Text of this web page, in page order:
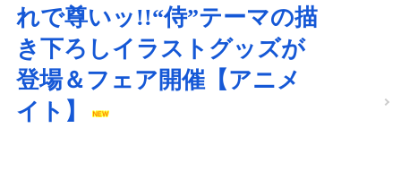
れで尊いッ!!“侍”テーマの描
き下ろしイラストグッズが
登場＆フェア開催【アニメ
イト】